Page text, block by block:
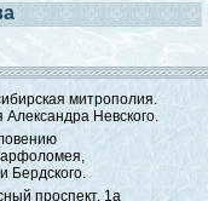
митрополия.
Невского.
Бердского.
проспект, 1а